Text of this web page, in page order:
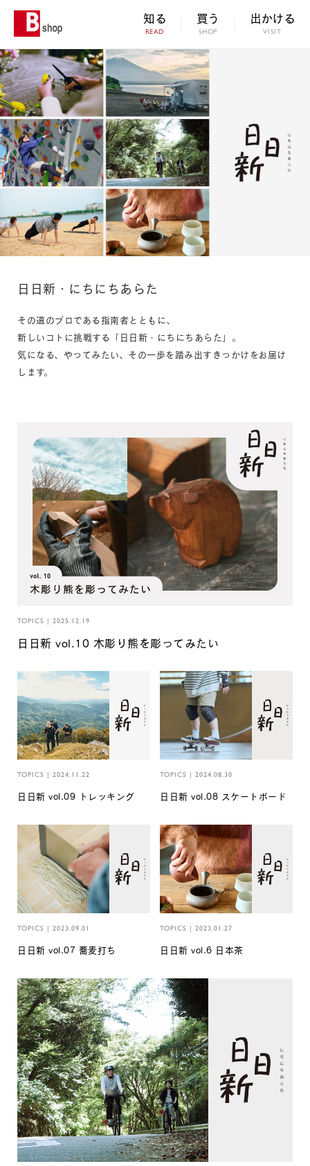
知る
READ
買う
SHOP
出かける
VISIT
日日新・にちにちあらた
その道のプロである指南者とともに、
新しいコトに挑戦する「日日新・にちにちあらた」。
気になる、やってみたい、その一歩を踏み出すきっかけをお届け
します。
TOPICS | 2025.12.19
日日新 vol.10 木彫り熊を彫ってみたい
TOPICS | 2024.11.22
日日新 vol.09 トレッキング
TOPICS | 2024.08.30
日日新 vol.08 スケートボード
TOPICS | 2023.09.01
日日新 vol.07 蕎麦打ち
TOPICS | 2023.01.27
日日新 vol.6 日本茶